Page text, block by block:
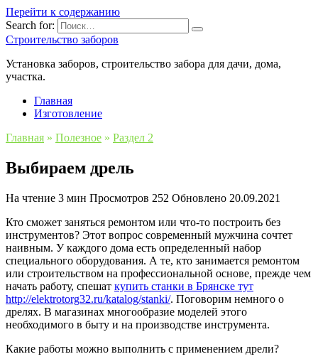
Перейти к содержанию
Search for:
Строительство заборов
Установка заборов, строительство забора для дачи, дома,
участка.
Главная
Изготовление
Главная » Полезное » Раздел 2
Выбираем дрель
На чтение 3 мин Просмотров 252 Обновлено 20.09.2021
Кто сможет заняться ремонтом или что-то построить без
инструментов? Этот вопрос современный мужчина сочтет
наивным. У каждого дома есть определенный набор
специального оборудования. А те, кто занимается ремонтом
или строительством на профессиональной основе, прежде чем
начать работу, спешат купить станки в Брянске тут
http://elektrotorg32.ru/katalog/stanki/. Поговорим немного о
дрелях. В магазинах многообразие моделей этого
необходимого в быту и на производстве инструмента.
Какие работы можно выполнить с применением дрели?